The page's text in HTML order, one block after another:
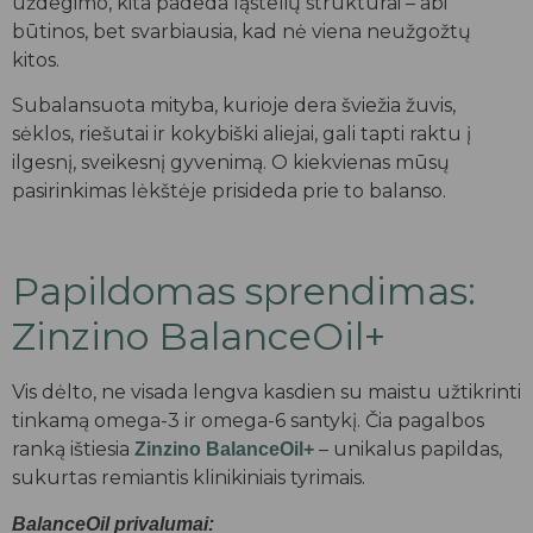
būtinos, bet svarbiausia, kad nė viena neužgožtų
kitos.
Subalansuota mityba, kurioje dera šviežia žuvis,
sėklos, riešutai ir kokybiški aliejai, gali tapti raktu į
ilgesnį, sveikesnį gyvenimą. O kiekvienas mūsų
pasirinkimas lėkštėje prisideda prie to balanso.
Papildomas sprendimas:
Zinzino BalanceOil+
Vis dėlto, ne visada lengva kasdien su maistu užtikrinti
tinkamą omega-3 ir omega-6 santykį. Čia pagalbos
ranką ištiesia Zinzino BalanceOil+ – unikalus papildas,
sukurtas remiantis klinikiniais tyrimais.
BalanceOil privalumai: